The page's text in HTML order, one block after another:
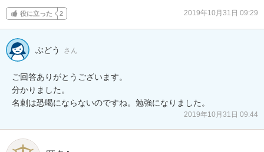
役に立った 2 2019年10月31日 09:29
ぶどう さん
ご回答ありがとうございます。
分かりました。
名刺は恐喝にならないのですね。勉強になりました。
2019年10月31日 09:44